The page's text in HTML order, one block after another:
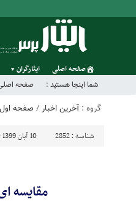
صفحه اصلی ایثارگران
شما اینجا هستید : صفحه
گروه : آخرین اخبار / صفحه اول
شناسه : 2852 10 آبان 1399 - 9:36
مقایسه